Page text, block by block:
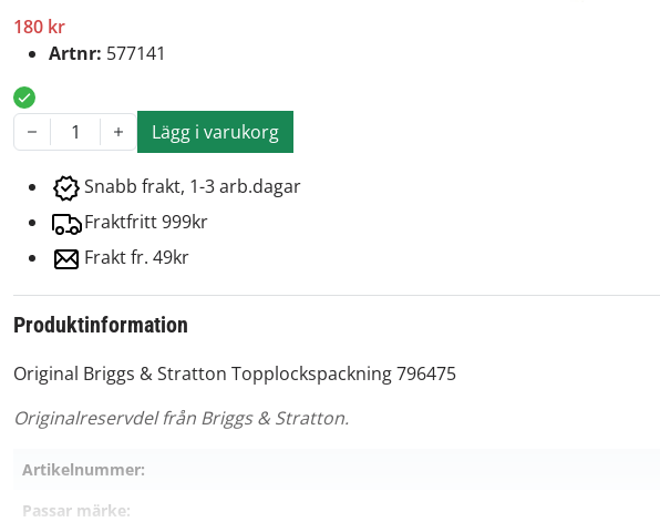
180 kr
Artnr: 577141
1 Lägg i varukorg
Snabb frakt, 1-3 arb.dagar
Fraktfritt 999kr
Frakt fr. 49kr
Produktinformation
Original Briggs & Stratton Topplockspackning 796475
Originalreservdel från Briggs & Stratton.
Artikelnummer:
Passar märke: